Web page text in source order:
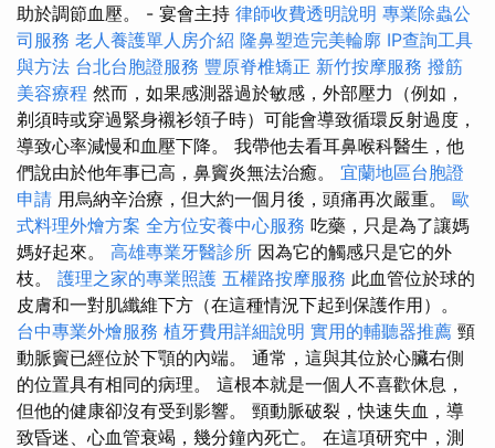
助於調節血壓。 - 宴會主持 律師收費透明說明 專業除蟲公
司服務 老人養護單人房介紹 隆鼻塑造完美輪廓 IP查詢工具
與方法 台北台胞證服務 豐原脊椎矯正 新竹按摩服務 撥筋
美容療程 然而，如果感測器過於敏感，外部壓力（例如，
剃須時或穿過緊身襯衫領子時）可能會導致循環反射過度，
導致心率減慢和血壓下降。 我帶他去看耳鼻喉科醫生，他
們說由於他年事已高，鼻竇炎無法治癒。 宜蘭地區台胞證
申請 用烏納辛治療，但大約一個月後，頭痛再次嚴重。 歐
式料理外燴方案 全方位安養中心服務 吃藥，只是為了讓媽
媽好起來。 高雄專業牙醫診所 因為它的觸感只是它的外
枝。 護理之家的專業照護 五權路按摩服務 此血管位於球的
皮膚和一對肌纖維下方（在這種情況下起到保護作用）。
台中專業外燴服務 植牙費用詳細說明 實用的輔聽器推薦 頸
動脈竇已經位於下顎的內端。 通常，這與其位於心臟右側
的位置具有相同的病理。 這根本就是一個人不喜歡休息，
但他的健康卻沒有受到影響。 頸動脈破裂，快速失血，導
致昏迷、心血管衰竭，幾分鐘內死亡。 在這項研究中，測